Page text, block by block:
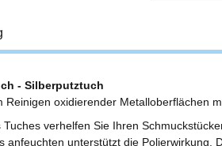
- Silberputztuch
Reinigen oxidierender Metalloberflächen
Tuches verhelfen Sie Ihren
anfeuchten unterstützt die Polierwirkung.